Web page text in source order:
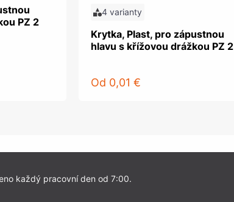
PZ 2
4 varianty
Krytka, Plast, pro zápustnou
hlavu s křížovou drážkou PZ 2
Od 0,01 €
každý pracovní den od 7:00.